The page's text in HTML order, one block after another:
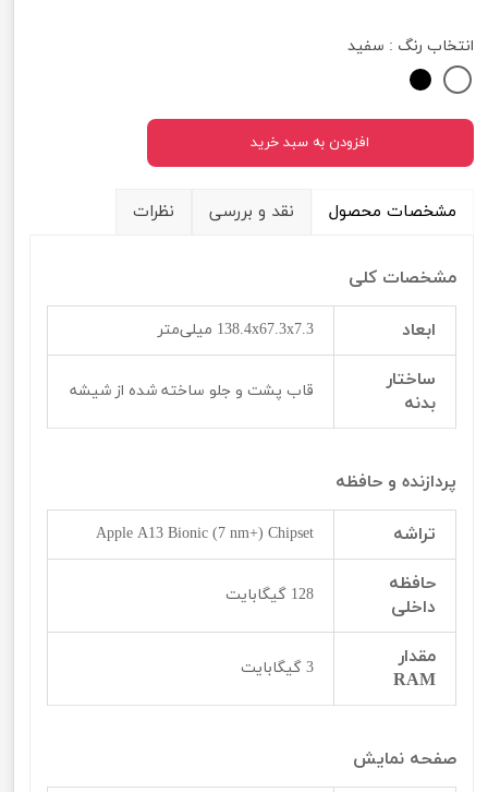
انتخاب رنگ : سفید
افزودن به سبد خرید
مشخصات محصول نقد و بررسی نظرات
مشخصات کلی
ابعاد 138.4x67.3x7.3 میلی‌متر
ساختار
بدنه
قاب پشت و جلو ساخته شده از شیشه
پردازنده و حافظه
تراشه Apple A13 Bionic (7 nm+) Chipset
حافظه
داخلی
128 گیگابایت
مقدار
RAM
3 گیگابایت
صفحه نمایش